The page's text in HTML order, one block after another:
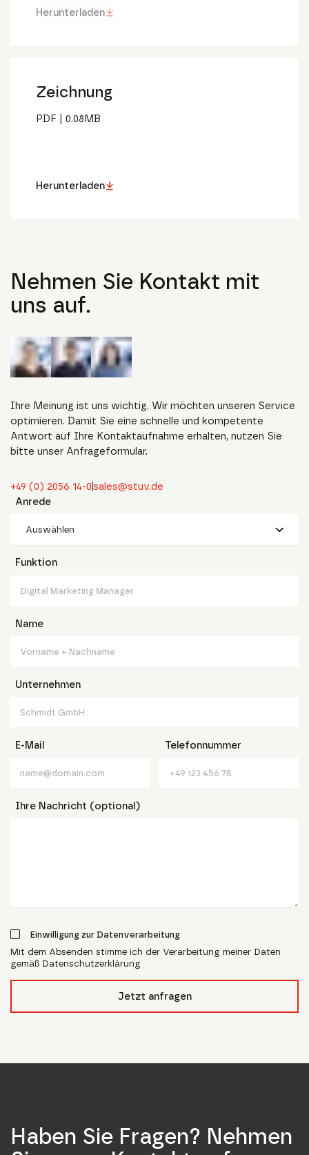
Herunterladen
Zeichnung
PDF 0.08 MB
Herunterladen
Nehmen Sie Kontakt mit
uns auf.
Ihre Meinung ist uns wichtig. Wir möchten unseren Service
optimieren. Damit Sie eine schnelle und kompetente
Antwort auf Ihre Kontaktaufnahme erhalten, nutzen Sie
bitte unser Anfrageformular.
+49 (0) 2056 14-0sales@stuv.de
Anrede
Auswählen
Funktion
Name
Unternehmen
E-Mail Telefonnummer
Ihre Nachricht (optional)
Einwilligung zur Datenverarbeitung
Mit dem Absenden stimme ich der Verarbeitung meiner Daten
gemäß Datenschutzerklärung
Jetzt anfragen
Haben Sie Fragen? Nehmen